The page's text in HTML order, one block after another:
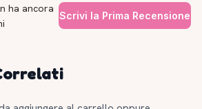
ha ancora
Scrivi la Prima Recensione